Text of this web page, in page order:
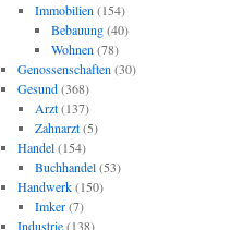
Immobilien (154)
Bebauung(40)
Wohnen (78)
Genossenschaften (30)
Gesund(368)
Arzt(137)
Zahnarzt(5)
Handel(154)
Buchhandel(53)
Handwerk(150)
Imker(7)
Industrie(138)